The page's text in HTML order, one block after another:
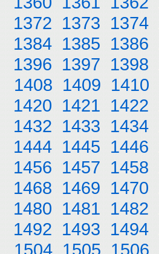
1372 1373 1374
1384 1385 1386
1396 1397 1398
1408 1409 1410
1420 1421 1422
1432 1433 1434
1444 1445 1446
1456 1457 1458
1468 1469 1470
1480 1481 1482
1492 1493 1494
1504 1505 1506